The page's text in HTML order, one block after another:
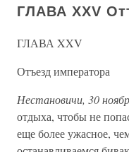
ГЛАВА XXV
ГЛАВА XXV
Отъезд императора
Нестановичи, 30
отдыха, чтобы не
еще более ужасное,